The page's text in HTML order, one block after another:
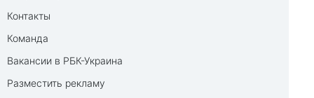
Контакты
Команда
Вакансии в РБК-Украина
Разместить рекламу